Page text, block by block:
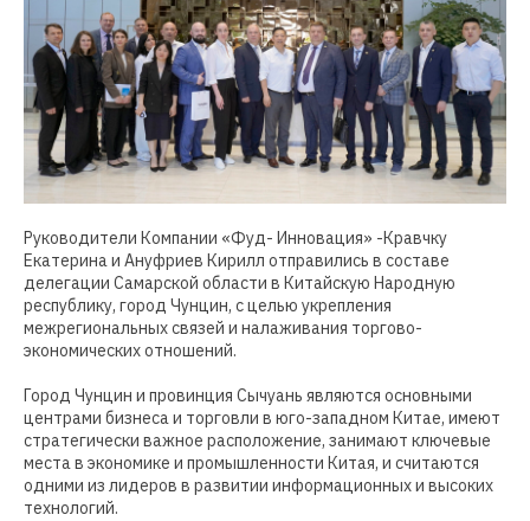
Руководители Компании «Фуд- Инновация» -Кравчку
Екатерина и Ануфриев Кирилл отправились в составе
делегации Самарской области в Китайскую Народную
республику, город Чунцин, с целью укрепления
межрегиональных связей и налаживания торгово-
экономических отношений.
Город Чунцин и провинция Сычуань являются основными
центрами бизнеса и торговли в юго-западном Китае, имеют
стратегически важное расположение, занимают ключевые
места в экономике и промышленности Китая, и считаются
одними из лидеров в развитии информационных и высоких
технологий.